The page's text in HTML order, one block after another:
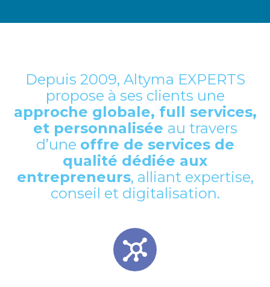
Depuis 2009, Altyma EXPERTS
propose à ses clients une
approche globale, full services,
et personnalisée au travers
d’une offre de services de
qualité dédiée aux
entrepreneurs, alliant expertise,
conseil et digitalisation.